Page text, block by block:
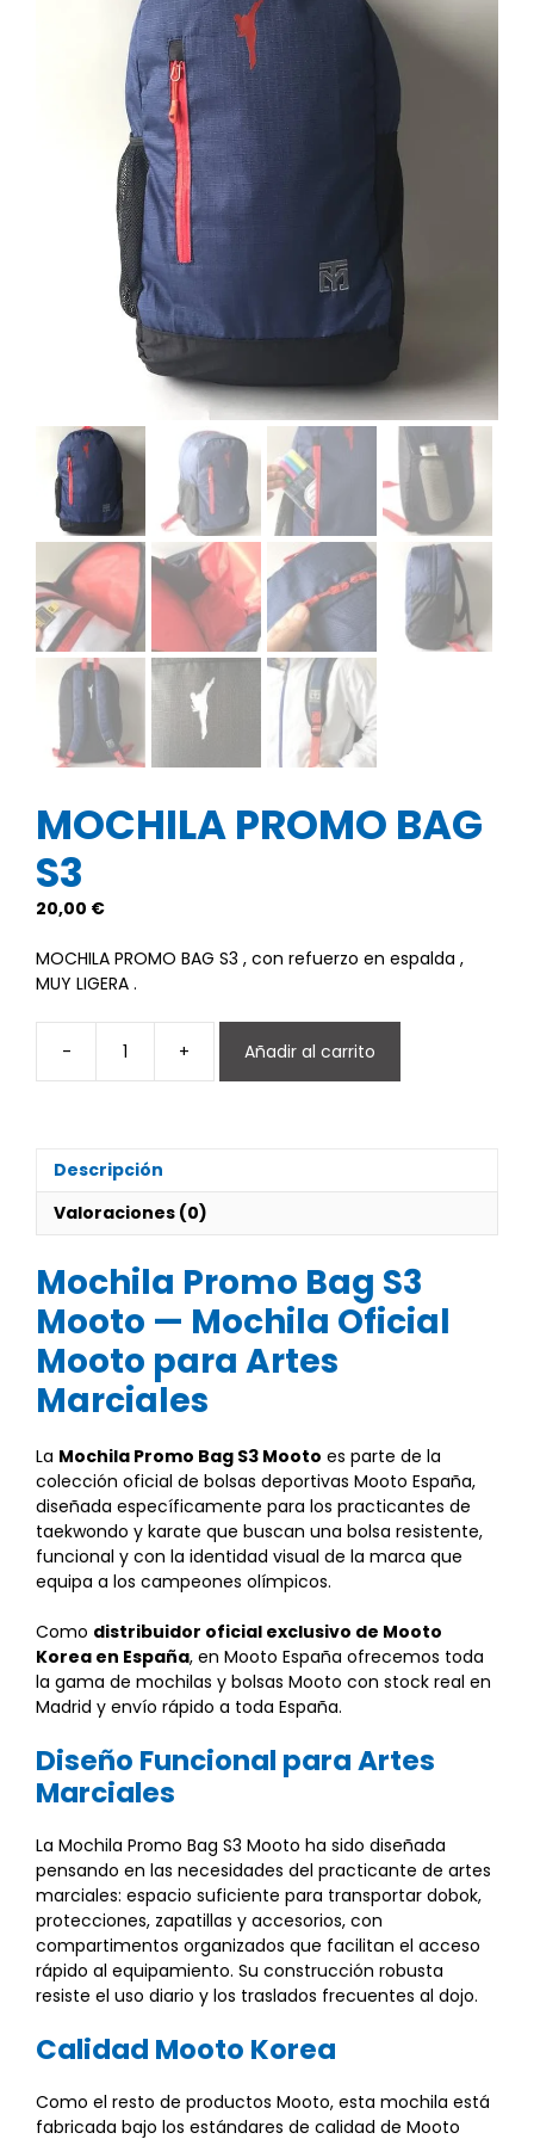
MOCHILA PROMO BAG
S3
20,00 €
MOCHILA PROMO BAG S3 , con refuerzo en espalda ,
MUY LIGERA .
-
MOCHILA
PROMO
+ Añadir al carrito
Descripción
Valoraciones (0)
Mochila Promo Bag S3
Mooto — Mochila Oficial
Mooto para Artes
Marciales
La Mochila Promo Bag S3 Mooto es parte de la
colección oficial de bolsas deportivas Mooto España,
diseñada específicamente para los practicantes de
taekwondo y karate que buscan una bolsa resistente,
funcional y con la identidad visual de la marca que
equipa a los campeones olímpicos.
Como distribuidor oficial exclusivo de Mooto
Korea en España, en Mooto España ofrecemos toda
la gama de mochilas y bolsas Mooto con stock real en
Madrid y envío rápido a toda España.
Diseño Funcional para Artes
Marciales
La Mochila Promo Bag S3 Mooto ha sido diseñada
pensando en las necesidades del practicante de artes
marciales: espacio suficiente para transportar dobok,
protecciones, zapatillas y accesorios, con
compartimentos organizados que facilitan el acceso
rápido al equipamiento. Su construcción robusta
resiste el uso diario y los traslados frecuentes al dojo.
Calidad Mooto Korea
Como el resto de productos Mooto, esta mochila está
fabricada bajo los estándares de calidad de Mooto